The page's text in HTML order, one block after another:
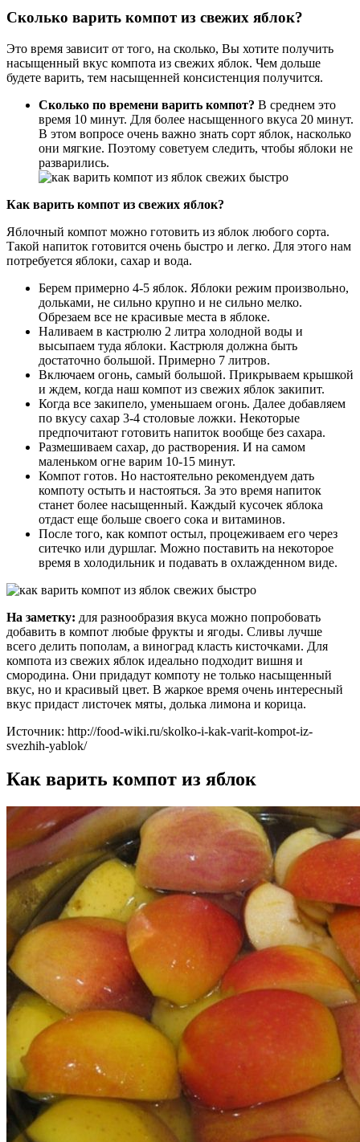
Сколько варить компот из свежих яблок?
Это время зависит от того, на сколько, Вы хотите получить
насыщенный вкус компота из свежих яблок. Чем дольше
будете варить, тем насыщенней консистенция получится.
Сколько по времени варить компот? В среднем это
время 10 минут. Для более насыщенного вкуса 20 минут.
В этом вопросе очень важно знать сорт яблок, насколько
они мягкие. Поэтому советуем следить, чтобы яблоки не
разварились.
Как варить компот из свежих яблок?
Яблочный компот можно готовить из яблок любого сорта.
Такой напиток готовится очень быстро и легко. Для этого нам
потребуется яблоки, сахар и вода.
Берем примерно 4-5 яблок. Яблоки режим произвольно,
дольками, не сильно крупно и не сильно мелко.
Обрезаем все не красивые места в яблоке.
Наливаем в кастрюлю 2 литра холодной воды и
высыпаем туда яблоки. Кастрюля должна быть
достаточно большой. Примерно 7 литров.
Включаем огонь, самый большой. Прикрываем крышкой
и ждем, когда наш компот из свежих яблок закипит.
Когда все закипело, уменьшаем огонь. Далее добавляем
по вкусу сахар 3-4 столовые ложки. Некоторые
предпочитают готовить напиток вообще без сахара.
Размешиваем сахар, до растворения. И на самом
маленьком огне варим 10-15 минут.
Компот готов. Но настоятельно рекомендуем дать
компоту остыть и настояться. За это время напиток
станет более насыщенный. Каждый кусочек яблока
отдаст еще больше своего сока и витаминов.
После того, как компот остыл, процеживаем его через
ситечко или дуршлаг. Можно поставить на некоторое
время в холодильник и подавать в охлажденном виде.
На заметку: для разнообразия вкуса можно попробовать
добавить в компот любые фрукты и ягоды. Сливы лучше
всего делить пополам, а виноград класть кисточками. Для
компота из свежих яблок идеально подходит вишня и
смородина. Они придадут компоту не только насыщенный
вкус, но и красивый цвет. В жаркое время очень интересный
вкус придаст листочек мяты, долька лимона и корица.
Источник: http://food-wiki.ru/skolko-i-kak-varit-kompot-iz-
svezhih-yablok/
Как варить компот из яблок